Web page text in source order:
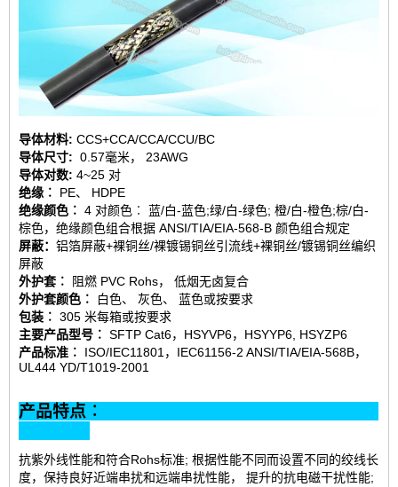
导体材料: CCS+CCA/CCA/CCU/BC
导体尺寸: 0.57毫米， 23AWG
导体对数: 4~25 对
绝缘︰
PE、 HDPE
绝缘颜色︰ 4 对颜色︰ 蓝/白-蓝色;绿/白-绿色; 橙/白-橙色;棕/白-
棕色，绝缘颜色组合根据 ANSI/TIA/EIA-568-B 颜色组合规定
屏蔽： 铝箔屏蔽+裸铜丝/裸镀锡铜丝引流线+裸铜丝/镀锡铜丝编织
屏蔽
外护套︰
阻燃 PVC Rohs， 低烟无卤复合
外护套颜色︰
白色、 灰色、 蓝色或按要求
包装︰ 305 米每箱或按要求
主要产品型号︰ SFTP Cat6，HSYVP6，HSYYP6, HSYZP6
产品标准︰
ISO/IEC11801，IEC61156-2 ANSI/TIA/EIA-568B，
UL444 YD/T1019-2001
产品特点︰
抗紫外线性能和符合Rohs标准; 根据性能不同而设置不同的绞线长
度，保持良好近端串扰和远端串扰性能， 提升的抗电磁干扰性能;